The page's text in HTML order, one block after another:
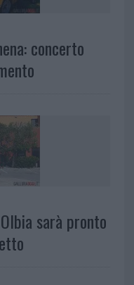
concerto
sarà pronto